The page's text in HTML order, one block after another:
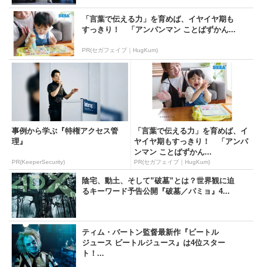
「言葉で伝える力」を育めば、イヤイヤ期も
すっきり！ 「アンパンマン ことばずかん...
PR(セガフェイブ｜HugKum)
事例から学ぶ『特権アクセス管
理』
PR(KeeperSecurity)
「言葉で伝える力」を育めば、イ
ヤイヤ期もすっきり！ 「アンパ
ンマン ことばずかん...
PR(セガフェイブ｜HugKum)
陰宅、動土、そして”破墓”とは？世界観に迫
るキーワード予告公開『破墓／パミョ』4...
ティム・バートン監督最新作『ビートル
ジュース ビートルジュース』は4位スター
ト！...